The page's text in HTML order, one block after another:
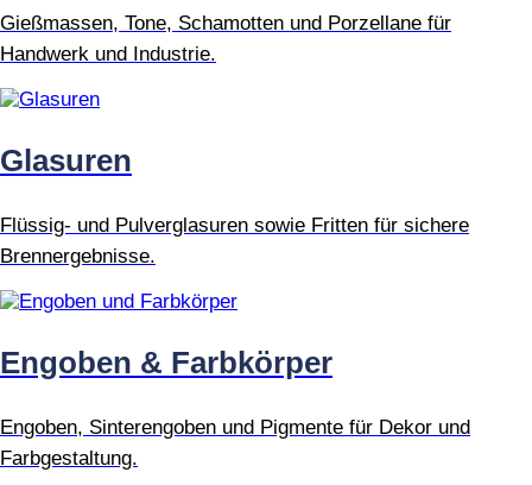
Gießmassen, Tone, Schamotten und Porzellane für
Handwerk und Industrie.
Glasuren
Flüssig- und Pulverglasuren sowie Fritten für sichere
Brennergebnisse.
Engoben & Farbkörper
Engoben, Sinterengoben und Pigmente für Dekor und
Farbgestaltung.